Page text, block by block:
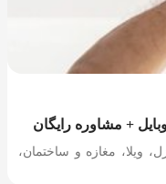
+ مشاوره رایگان
ویلا، مغازه و ساختمان،